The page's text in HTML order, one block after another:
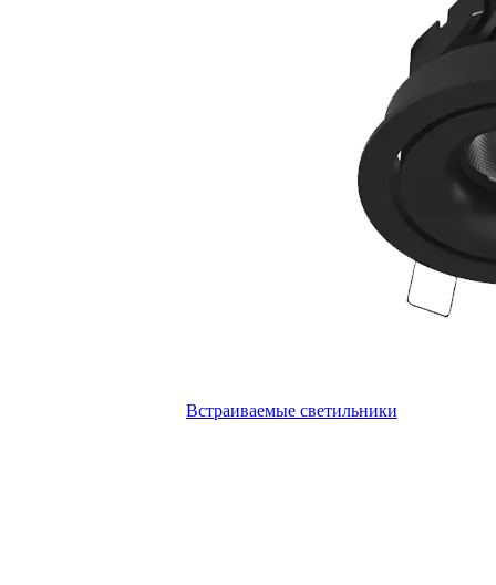
Встраиваемые светильники